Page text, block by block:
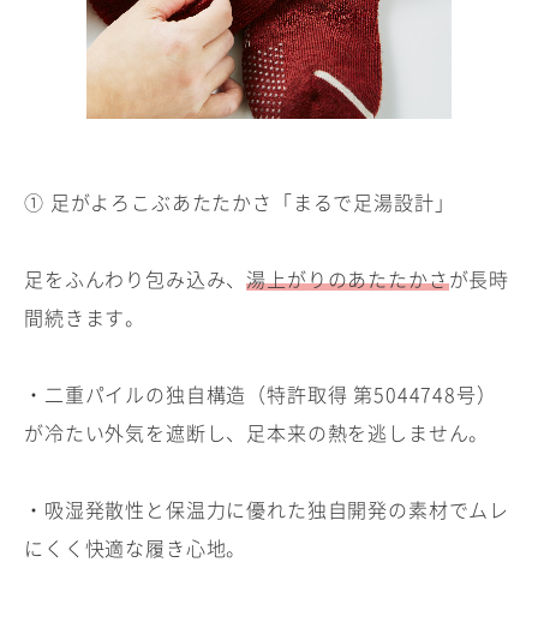
① 足がよろこぶあたたかさ「まるで足湯設計」
足をふんわり包み込み、湯上がりのあたたかさが長時
間続きます。
・二重パイルの独自構造（特許取得 第5044748号）
が冷たい外気を遮断し、足本来の熱を逃しません。
・吸湿発散性と保温力に優れた独自開発の素材でムレ
にくく快適な履き心地。